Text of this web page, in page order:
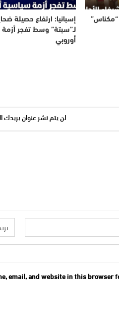
“مكناس”
إسبانيا: ارتفاع حصيلة
لـ”سبتة” وسط تفجر
أوروبي
لن يتم نشر عنوان بريدك
email, and website in this browser